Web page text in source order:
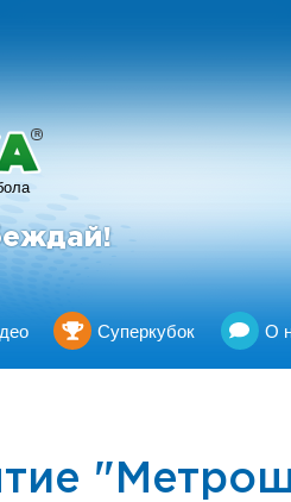
R
Суперкубок О